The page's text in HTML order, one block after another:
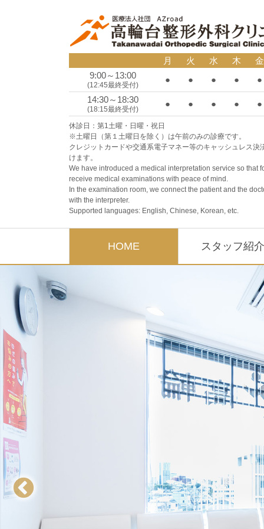
休診日：第1土曜・日曜・祝日
※土曜日（第１土曜日を除く）は午前のみの診療です。
クレジットカードや交通系電子マネー等のキャッシュレス決
けます。
We have introduced a medical interpretation service so that
receive medical examinations with peace of mind.
In the examination room, we connect the patient and the
with the interpreter.
Supported languages: English, Chinese, Korean, etc.
月 火 水 木
金
9:00～13:00
(12:45最終受付)
● ● ● ●
●
14:30～18:30
(18:15最終受付)
● ● ● ● ●
HOME スタッフ紹介